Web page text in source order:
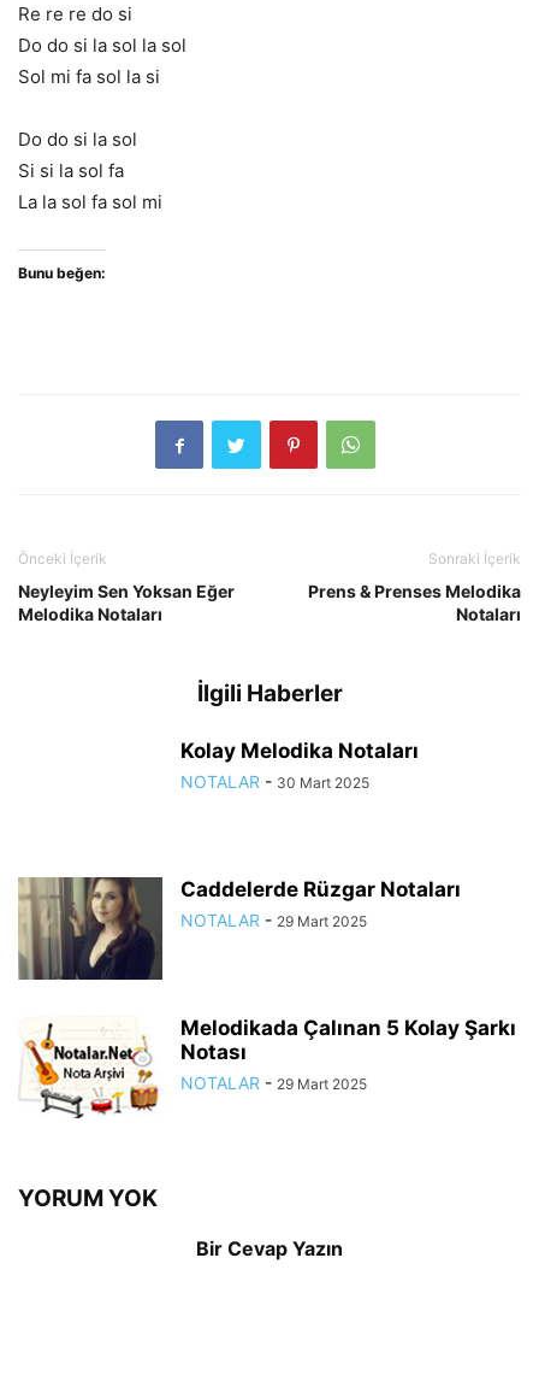
Re re re do si
Do do si la sol la sol
Sol mi fa sol la si
Do do si la sol
Si si la sol fa
La la sol fa sol mi
Bunu beğen:
Önceki İçerik
Neyleyim Sen Yoksan Eğer
Melodika Notaları
Sonraki İçerik
Prens & Prenses Melodika
Notaları
İlgili Haberler
Kolay Melodika Notaları
NOTALAR - 30 Mart 2025
Caddelerde Rüzgar Notaları
NOTALAR - 29 Mart 2025
Melodikada Çalınan 5 Kolay Şarkı
Notası
NOTALAR - 29 Mart 2025
YORUM YOK
Bir Cevap Yazın